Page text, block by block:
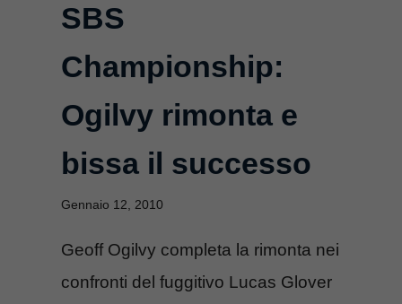
SBS
Championship:
Ogilvy rimonta e
bissa il successo
Gennaio 12, 2010
Geoff Ogilvy completa la rimonta nei
confronti del fuggitivo Lucas Glover